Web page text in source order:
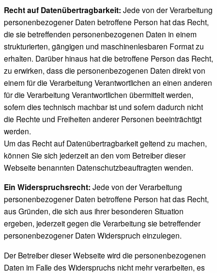
Recht auf Datenübertragbarkeit: Jede von der Verarbeitung
personenbezogener Daten betroffene Person hat das Recht,
die sie betreffenden personenbezogenen Daten in einem
strukturierten, gängigen und maschinenlesbaren Format zu
erhalten. Darüber hinaus hat die betroffene Person das Recht,
zu erwirken, dass die personenbezogenen Daten direkt von
einem für die Verarbeitung Verantwortlichen an einen anderen
für die Verarbeitung Verantwortlichen übermittelt werden,
sofern dies technisch machbar ist und sofern dadurch nicht
die Rechte und Freiheiten anderer Personen beeinträchtigt
werden.
Um das Recht auf Datenübertragbarkeit geltend zu machen,
können Sie sich jederzeit an den vom Betreiber dieser
Webseite benannten Datenschutzbeauftragten wenden.
Ein Widerspruchsrecht: Jede von der Verarbeitung
personenbezogener Daten betroffene Person hat das Recht,
aus Gründen, die sich aus ihrer besonderen Situation
ergeben, jederzeit gegen die Verarbeitung sie betreffender
personenbezogener Daten Widerspruch einzulegen.
Der Betreiber dieser Webseite wird die personenbezogenen
Daten im Falle des Widerspruchs nicht mehr verarbeiten, es